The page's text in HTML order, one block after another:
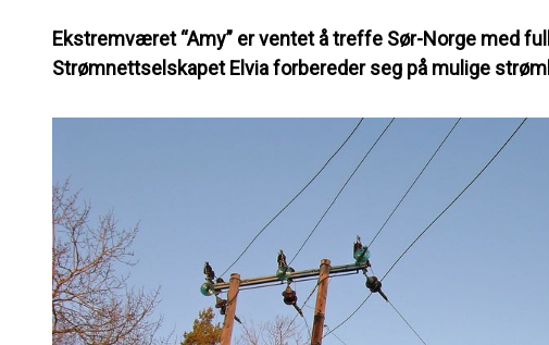
Ekstremværet “Amy” er ventet å treffe Sør-Norge med
Strømnettselskapet Elvia forbereder seg på mulige